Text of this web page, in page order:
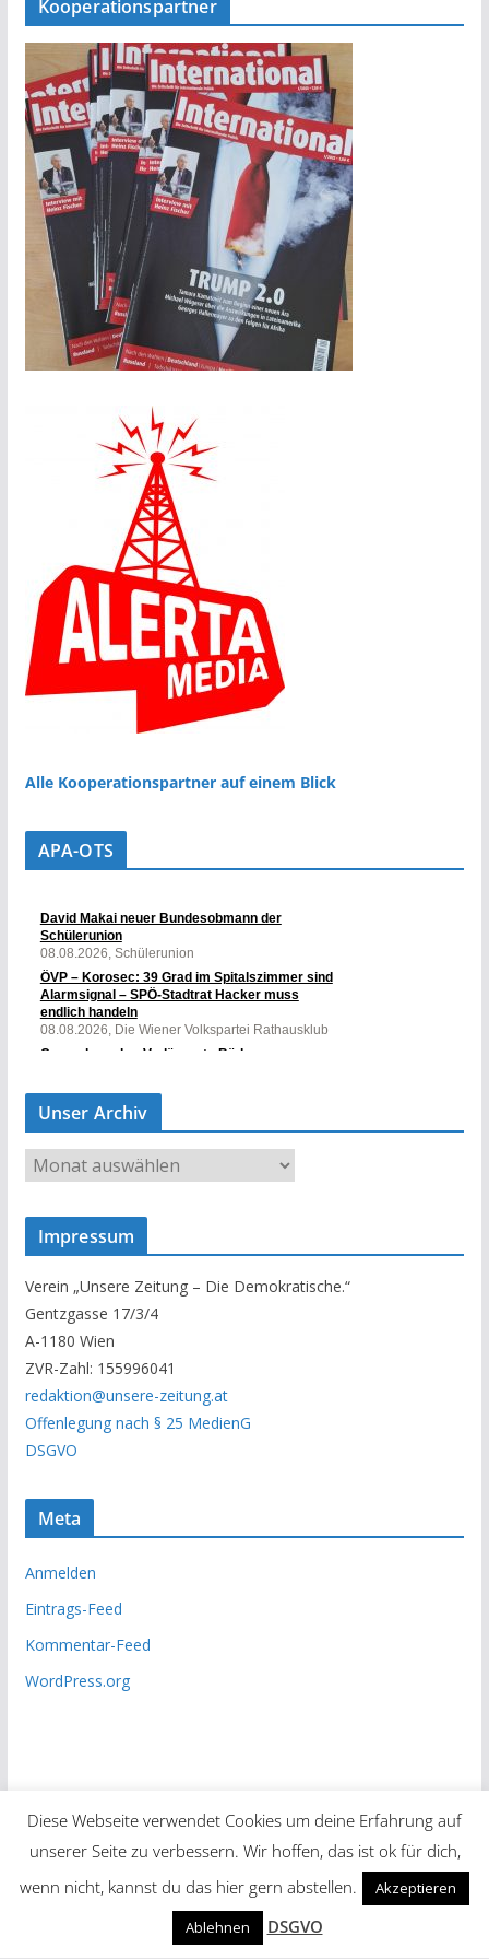
Kooperationspartner
Alle Kooperationspartner auf einem Blick
APA-OTS
Unser Archiv
U
n
s
A
r
c
h
i
v
Impressum
Verein „Unsere Zeitung – Die Demokratische.“
Gentzgasse 17/3/4
A-1180 Wien
ZVR-Zahl: 155996041
redaktion@unsere-zeitung.at
Offenlegung nach § 25 MedienG
DSGVO
Meta
Anmelden
Eintrags-Feed
Kommentar-Feed
WordPress.org
Copyright © 2026 Unsere Zeitung
. Alle Rechte vorbehalten.
ColorMagvon ThemeGrill. Präsentiert von
WordPress.
Diese Webseite verwendet Cookies um deine Erfahrung auf
unserer Seite zu verbessern. Wir hoffen, das ist ok für dich,
wenn nicht, kannst du das hier gern abstellen.
Akzeptieren
Ablehnen
DSGVO